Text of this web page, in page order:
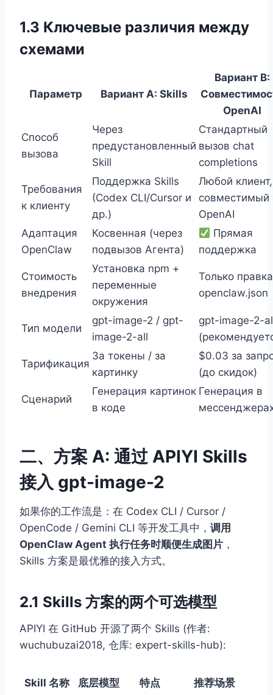
1.3 Ключевые различия между
схемами
Параметр Вариант А: Skills
Вариант B:
OpenAI
Способ
вызова
Через
предустановленный
Skill
Стандартный
вызов chat
completions
Требования
к клиенту
Поддержка Skills
(Codex CLI/Cursor и
др.)
Любой клиент,
совместимый
OpenAI
Адаптация
OpenClaw
Косвенная (через
подвызов Агента)
Прямая
поддержка
Стоимость
внедрения
Установка npm +
переменные
окружения
Только правка
openclaw.json
Тип модели
gpt-image-2 / gpt-
image-2-all
gpt-image-2-
Тарификация
За токены / за
картинку
$0.03 за
(до скидок)
Сценарий
Генерация картинок
в коде
Генерация в
二、方案 A: 通过 APIYI Skills
接入 gpt-image-2
如果你的工作流是：在 Codex CLI / Cursor /
OpenCode / Gemini CLI 等开发工具中， 调用
OpenClaw Agent 执行任务时顺便生成图片 ，
Skills 方案是最优雅的接入方式。
2.1 Skills 方案的两个可选模型
APIYI 在 GitHub 开源了两个 Skills (作者:
wuchubuzai2018, 仓库: expert-skills-hub):
Skill 名称 底层模型 特点 推荐场景